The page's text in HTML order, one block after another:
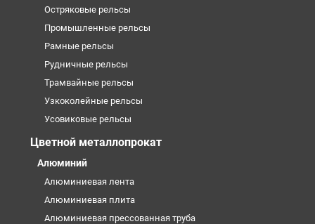
Остряковые рельсы
Промышленные рельсы
Рамные рельсы
Рудничные рельсы
Трамвайные рельсы
Узкоколейные рельсы
Усовиковые рельсы
Цветной металлопрокат
Алюминий
Алюминиевая лента
Алюминиевая плита
Алюминиевая прессованная труба